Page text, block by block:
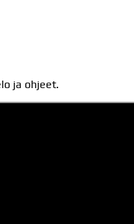
ja ohjeet.